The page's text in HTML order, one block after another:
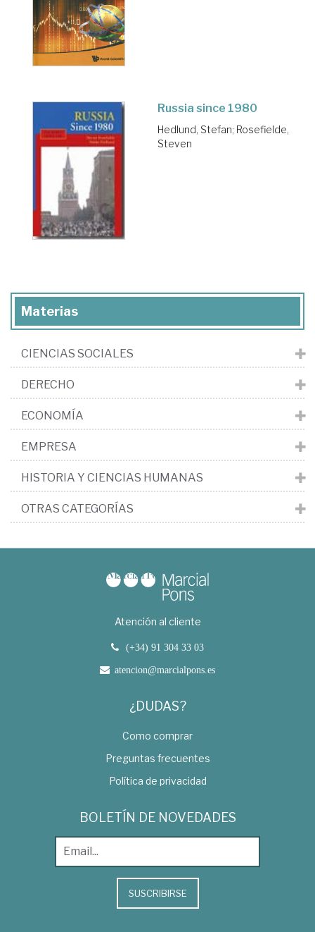
Russia since 1980
Hedlund, Stefan; Rosefielde,
Steven
Materias
CIENCIAS SOCIALES
DERECHO
ECONOMÍA
EMPRESA
HISTORIA Y CIENCIAS HUMANAS
OTRAS CATEGORÍAS
Atención al cliente
(+34) 91 304 33 03
atencion@marcialpons.es
¿DUDAS?
Como comprar
Preguntas frecuentes
Política de privacidad
BOLETÍN DE NOVEDADES
SUSCRIBIRSE